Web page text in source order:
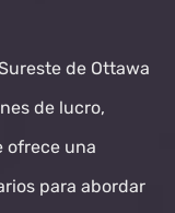
de Ottawa
de lucro,
ofrece una
para abordar